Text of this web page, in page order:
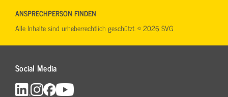
Social Media
ANSPRECHPERSON FINDEN
Alle Inhalte sind urheberrechtlich geschützt. © 2026 SVG